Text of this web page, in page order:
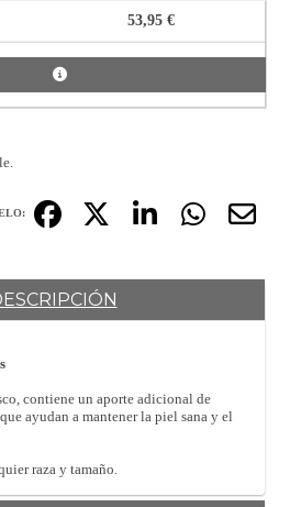
53,95 €
contiene un aporte adicional de
ayudan a mantener la piel sana y el
raza y tamaño.